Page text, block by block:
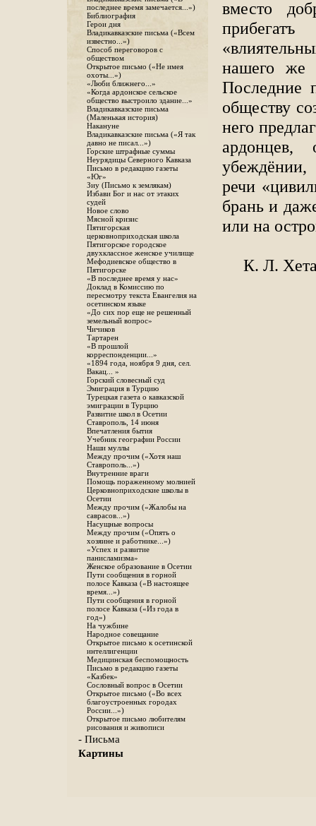
последнее время замечается...»)
Библиография
Герои дня
Владикавказские письма («Всем
известно...»)
Способ переговоров с
обществом
Открытое письмо («Не имея
охоты...»)
«Люби ближнего...»
«Когда ардонское сельское
общество выстроило здание...»
Владикавказские письма
(Маленькая история)
Накануне
Владикавказские письма («Я так
давно не писал...»)
Горские штрафные суммы
Неурядицы Северного Кавказа
Письмо в редакцию газеты
«Юг»
Зиу (Письмо к землякам)
Избави Бог и нас от этаких
судей
Новое слово
Мясной кризис
Пятигорская
церковноприходская школа
Пятигорское городское
двухклассное женское училище
Мефодиевское общество в
Пятигорске
«В последнее время у нас»
Доклад в Комиссию по
пересмотру текста Евангелия на
осетинском языке
«До сих пор еще не решенный
земельный вопрос»
Чичиков
Тартарен
«В прошлой
корреспонденции...»
«1894 года, ноября 9 дня, сел.
Вакац... »
Горский словесный суд
Эмиграция в Турцию
Турецкая газета о кавказской
эмиграции в Турцию
Развитие школ в Осетии
Ставрополь, 14 июня
Впечатления бытия
Учебник географии России
Наши муллы
Между прочим («Хотя наш
Ставрополь...»)
Внутренние враги
Помощь пораженному молнией
Церковноприходские школы в
Осетии
Между прочим («Жалобы на
саврасов...»)
Насущные вопросы
Между прочим («Опять о
хозяине и работнике...»)
«Успех и развитие
панисламизма»
Женское образование в Осетии
Пути сообщения в горной
полосе Кавказа («В настоящее
время...»)
Пути сообщения в горной
полосе Кавказа («Из года в
год»)
На чужбине
Народное совещание
Открытое письмо к осетинской
интеллигенции
Медицинская беспомощность
Письмо в редакцию газеты
«Каз6ек»
Сословный вопрос в Осетии
Открытое письмо («Во всех
благоустроенных городах
России...»)
Открытое письмо любителям
рисования и живописи
- Письма
Картины
вместо
нашего же
Последние
обществу
него
ардонцев,
убеждёнии,
речи
брань и
или на
К. Л.